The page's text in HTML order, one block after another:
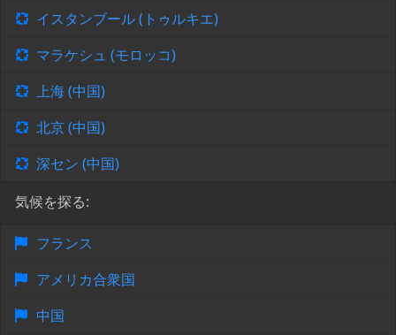
イスタンブール (トゥルキエ)
マラケシュ (モロッコ)
上海 (中国)
北京 (中国)
深セン (中国)
気候を探る:
フランス
アメリカ合衆国
中国